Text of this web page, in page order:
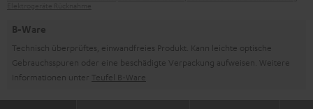
B-Ware
Technisch überprüftes, einwandfreies Produkt. Kann leichte optische
Gebrauchsspuren oder eine beschädigte Verpackung aufweisen. Weitere
Informationen unter Teufel B-Ware